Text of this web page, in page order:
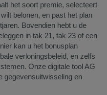
het soort premie, selecteert
belonen, en past het plan
Bovendien hebt u de
in tak 21, tak 23 of een
kan u het bonusplan
verloningsbeleid, en zelfs
Onze digitale tool AG
gegevensuitwisseling en